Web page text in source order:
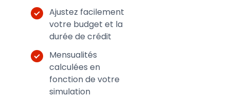
Ajustez facilement
votre budget et la
durée de crédit
Mensualités
calculées en
fonction de votre
simulation